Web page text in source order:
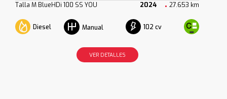
Talla M BlueHDi 100 SS YOU 2024 27.653 km
Diesel Manual 102 cv
VER DETALLES